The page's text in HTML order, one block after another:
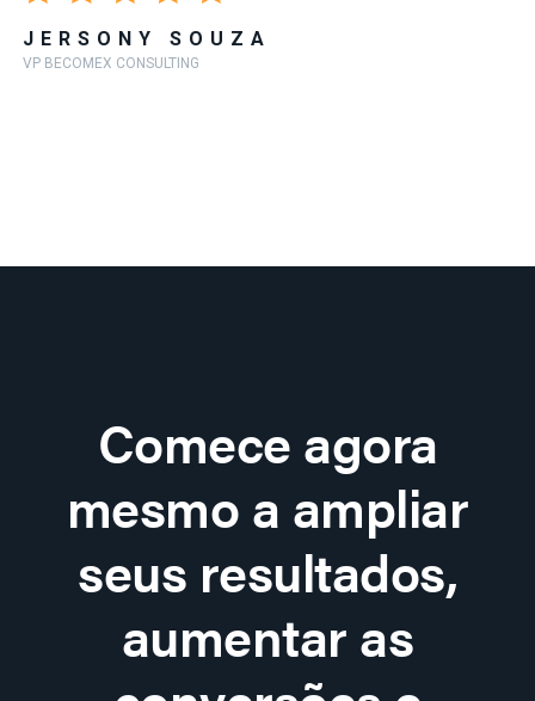
JERSONY SOUZA
VP BECOMEX CONSULTING
Comece agora
mesmo a ampliar
seus resultados,
aumentar as